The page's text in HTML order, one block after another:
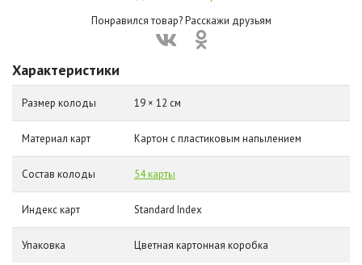
Понравился товар? Расскажи друзьям
Характеристики
Размер колоды 19 × 12 см
Материал карт Картон с пластиковым напылением
Состав колоды 54 карты
Индекс карт Standard Index
Упаковка Цветная картонная коробка